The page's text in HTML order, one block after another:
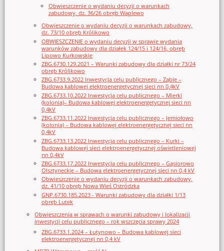
Obwieszczenie o wydaniu decyzji o warunkach
zabudowy, dz. 36/26 obręb Waplewo
Obwieszczenie o wydaniu decyzji o warunkach zabudowy,
dz. 73/10 obręb Królikowo
OBWIESZCZENIE o wydaniu decyzji w sprawie wydania
warunków zabudowy dla działek 124/15 i 124/16, obręb
Lipowo Kurkowskie
ZBG.6730.129.2021 – Warunki zabudowy dla działki nr 73/24
obręb Królikowo
ZBG.6733.9.2022 Inwestycja celu publicznego – Ząbie –
Budowa kablowej elektroenergetycznej sieci nn 0,4kV
ZBG.6733.10.2022 Inwestycja celu publicznego – Mierki
(kolonia)– Budowa kablowej elektroenergetycznej sieci nn
0,4kV
ZBG.6733.11.2022 Inwestycja celu publicznego – Jemiołowo
(kolonia) – Budowa kablowej elektroenergetycznej sieci nn
0,4kV
ZBG.6733.13.2022 Inwestycja celu publicznego – Kurki –
Budowa kablowej sieci elektroenergetycznej oświetleniowej
nn 0,4kV
ZBG.6733.17.2022 Inwestycja celu publicznego – Gąsiorowo
Olsztyneckie – Budowa elektroenergetycznej sieci nn 0,4 kV
Obwieszczenie o wydaniu decyzji o warunkach zabudowy,
dz. 41/10 obręb Nowa Wieś Ostródzka
GNP.6730.185.2023 - Warunki zabudowy dla działki 1/13
obręb Lutek
Obwieszczenia w sprawach o warunki zabudowy i lokalizacji
inwestycji celu publicznego – rok wszczęcia sprawy 2024
ZBG.6733.1.2024 – Łutynowo – Budowa kablowej sieci
elektroenergetycznej nn 0,4 kV